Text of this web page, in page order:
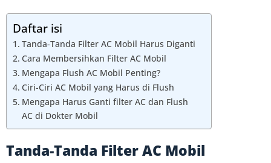
Daftar isi
Tanda-Tanda Filter AC Mobil Harus Diganti
Cara Membersihkan Filter AC Mobil
Mengapa Flush AC Mobil Penting?
Ciri-Ciri AC Mobil yang Harus di Flush
Mengapa Harus Ganti filter AC dan Flush
AC di Dokter Mobil
Tanda-Tanda Filter AC Mobil